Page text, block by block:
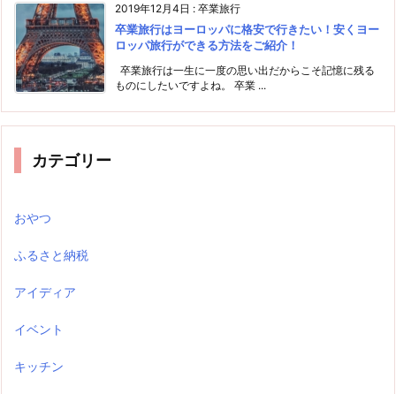
2019年12月4日 : 卒業旅行
卒業旅行はヨーロッパに格安で行きたい！安くヨー
ロッパ旅行ができる方法をご紹介！
卒業旅行は一生に一度の思い出だからこそ記憶に残る
ものにしたいですよね。 卒業 ...
カテゴリー
おやつ
ふるさと納税
アイディア
イベント
キッチン